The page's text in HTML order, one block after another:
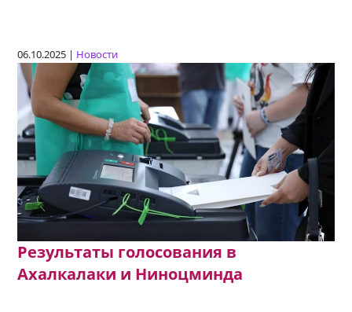
06.10.2025 | Новости
Результаты голосования в
Ахалкалаки и Ниноцминда